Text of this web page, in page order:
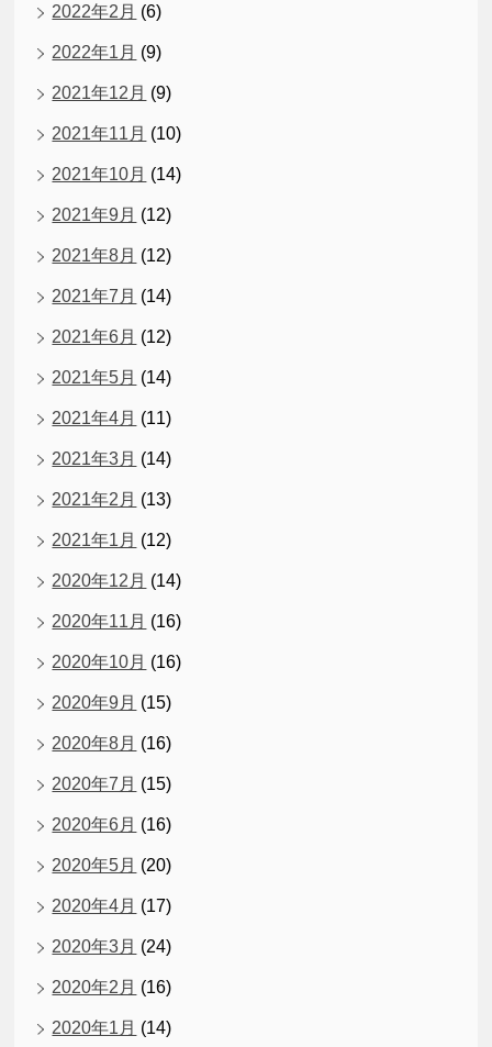
2022年2月 (6)
2022年1月 (9)
2021年12月 (9)
2021年11月 (10)
2021年10月 (14)
2021年9月 (12)
2021年8月 (12)
2021年7月 (14)
2021年6月 (12)
2021年5月 (14)
2021年4月 (11)
2021年3月 (14)
2021年2月 (13)
2021年1月 (12)
2020年12月 (14)
2020年11月 (16)
2020年10月 (16)
2020年9月 (15)
2020年8月 (16)
2020年7月 (15)
2020年6月 (16)
2020年5月 (20)
2020年4月 (17)
2020年3月 (24)
2020年2月 (16)
2020年1月 (14)